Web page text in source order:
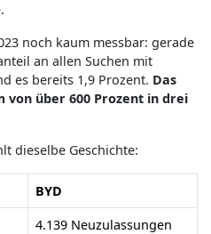
noch kaum messbar: gerade
an allen Suchen mit
es bereits 1,9 Prozent. Das
von über 600 Prozent in drei
dieselbe Geschichte:
BYD
4.139 Neuzulassungen